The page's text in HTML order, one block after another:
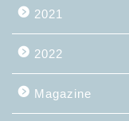
2021
2022
Magazine